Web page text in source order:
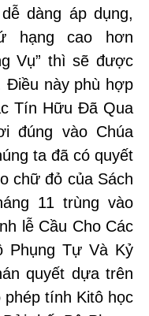
dàng áp dụng,
hạng cao hơn
Vụ” thì sẽ được
Điều này phù hợp
Tín Hữu Đã Qua
đúng vào Chúa
ta đã có quyết
chữ đỏ của Sách
11 trùng vào
lễ Cầu Cho Các
Phụng Tự Và Kỷ
quyết dựa trên
tính Kitô học